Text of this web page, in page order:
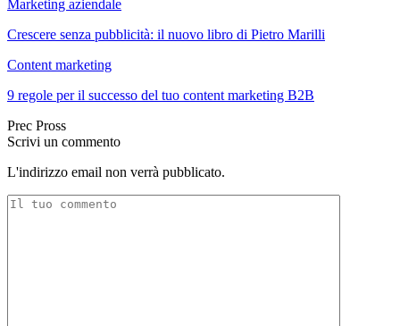
Marketing aziendale
Crescere senza pubblicità: il nuovo libro di Pietro Marilli
Content marketing
9 regole per il successo del tuo content marketing B2B
Prec Pross
Scrivi un commento
L'indirizzo email non verrà pubblicato.